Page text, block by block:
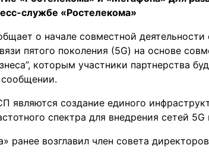
службе «Ростелекома»
о начале совместной
пятого поколения (5G) на основе
которым участники партнерства
являются создание единого
спектра для внедрения сетей 5G
ранее возглавил член совета